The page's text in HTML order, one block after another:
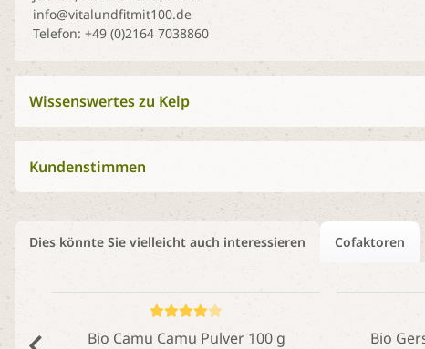
info@vitalundfitmit100.de
Telefon: +49 (0)2164 7038860
Wissenswertes zu Kelp
Kundenstimmen
Dies könnte Sie vielleicht auch interessieren Cofaktoren
Bio Camu Camu Pulver 100 g Bio